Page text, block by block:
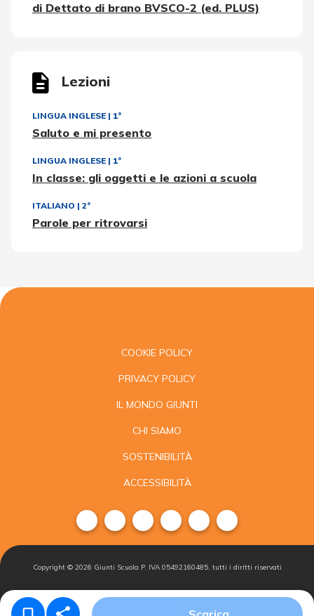
di Dettato di brano BVSCO-2 (ed. PLUS)
Lezioni
LINGUA INGLESE | 1ª
Saluto e mi presento
LINGUA INGLESE | 1ª
In classe: gli oggetti e le azioni a scuola
ITALIANO | 2ª
Parole per ritrovarsi
COOKIE POLICY
PRIVACY POLICY
IL MONDO GIUNTI
CHI SIAMO
SOSTENIBILITÀ
ACCESSIBILITÀ
Copyright © 2026 Giunti Scuola P. IVA 05492160485, tutti i diritti riservati
Condizioni di
Gestisci i
Iscriviti alla